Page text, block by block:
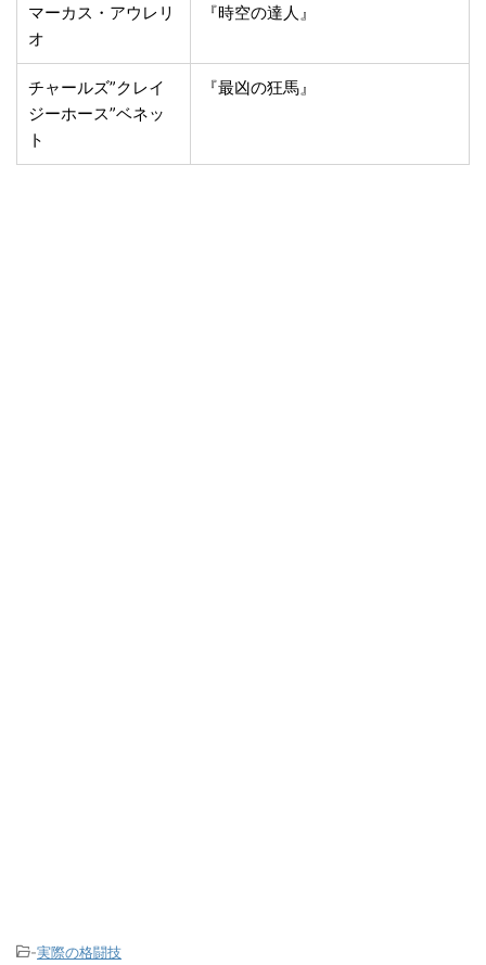
マーカス・アウレリ
オ
『時空の達人』
チャールズ”クレイ
ジーホース”ベネッ
ト
『最凶の狂馬』
-実際の格闘技